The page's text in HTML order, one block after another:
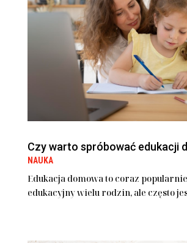
Czy warto spróbować edukacji
NAUKA
Edukacja domowa to coraz
edukacyjny wielu rodzin, ale często